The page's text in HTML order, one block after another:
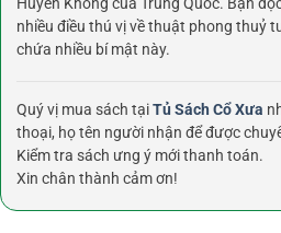
nhiều điều thú vị về thuật phong thuỷ
chứa nhiều bí mật này.
Quý vị mua sách tạiTủ Sách Cổ Xưa
thoại, họ tên người nhận để được
Kiểm tra sách ưng ý mới thanh toán.
Xin chân thành cảm ơn!